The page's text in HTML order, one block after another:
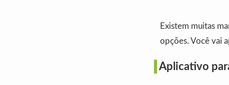
Existem muitas
opções. Você vai
Aplicativo